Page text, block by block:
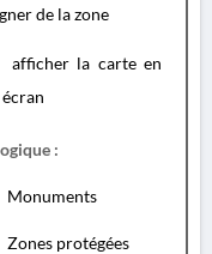
de la zone
afficher la carte en
:
Monuments
Zones protégées